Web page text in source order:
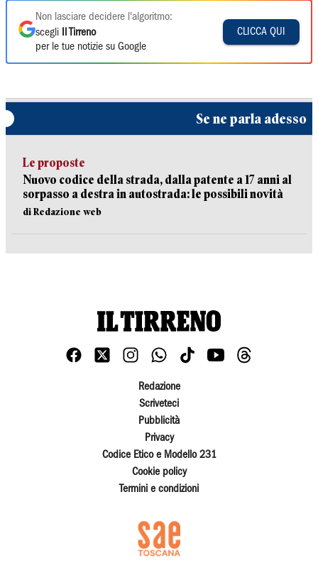
Non lasciare decidere l'algoritmo:
scegli
Il Tirreno
per le tue notizie su Google
CLICCA QUI
Se ne parla adesso
Le proposte
Nuovo codice della strada, dalla patente a 17 anni al
sorpasso a destra in autostrada: le possibili novità
di Redazione web
Redazione
Scriveteci
Pubblicità
Privacy
Codice Etico e Modello 231
Cookie policy
Termini e condizioni